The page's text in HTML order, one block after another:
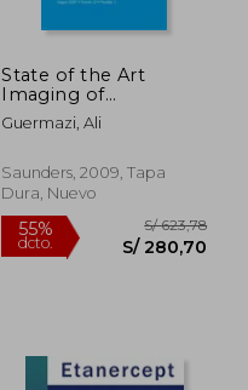
State of the Art
Imaging of
Osteoarthritis, an
Issue of Rheumatic
Volume 35-3 (en
Inglés)
Guermazi, Ali
Saunders, 2009, Tapa
Dura, Nuevo